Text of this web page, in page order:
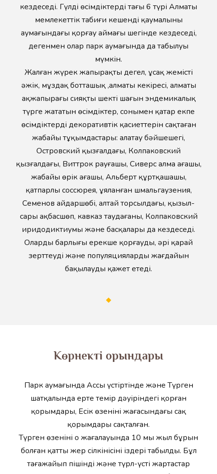
кездеседі. Гүлді өсімдіктердің тағы 6 түрі Алматы
мемлекеттік табиғи кешенді қаумалының
аумағындағы қорғау аймағы шегінде кездеседі,
дегенмен олар парк аумағында да табылуы
мүмкін.
Жалған жүрек жапырақты деңгел, ұсақ жемісті
әжік, мұздақ ботташық ,алматы кекіресі, алматы
ақжапырағы сияқты шекті шағын эндемикалық
түрге жататын өсімдіктер, сонымен қатар екпе
өсімдіктердің декоративтік қасиеттерін сақтаған
жабайы тұқымдастары: алатау бәйшешегі,
Островский қызғалдағы, Колпаковский
қызғалдағы, Виттрок рауғашы, Сиверс алма ағашы,
жабайы өрік ағашы, Альберт құртқашашы,
қатпарлы соссюрея, ұяланған шмальгаузения,
Семенов айдаршөбі, алтай торсылдағы, қызыл-
сары ақбасшөп, кавказ таудағаны, Колпаковский
иридодиктиумы және басқалары да кездеседі.
Олардың барлығы ерекше қорғауды, әрі қарай
зерттеуді және популяциялардың жағдайын
бақылауды қажет етеді.
​Көрнекті орындары
Парк аумағында Ассы үстіртінде және Түрген
шатқалында ерте темір дәуіріндегі қорған
қорымдары, Есік өзенінің жағасындағы сақ
қорымдары сақталған.
Түрген өзенінің оң жағалауында 10 мың жыл бұрын
болған қатты жер сілкінісінің іздері табылды. Бұл
таңғажайып пішінді және түрл-үсті жартастар